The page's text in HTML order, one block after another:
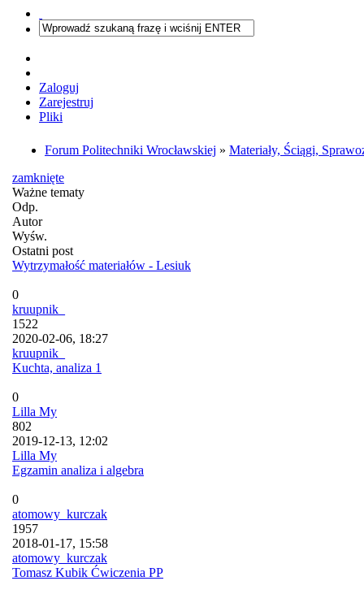
Zaloguj
Zarejestruj
Pliki
Forum Politechniki Wrocławskiej » Materiały, Ściągi,
zamknięte
Ważne tematy
Odp.
Autor
Wyśw.
Ostatni post
Wytrzymałość materiałów - Lesiuk
0
kruupnik_
1522
2020-02-06, 18:27
kruupnik_
Kuchta, analiza 1
0
Lilla My
802
2019-12-13, 12:02
Lilla My
Egzamin analiza i algebra
0
atomowy_kurczak
1957
2018-01-17, 15:58
atomowy_kurczak
Tomasz Kubik Ćwiczenia PP